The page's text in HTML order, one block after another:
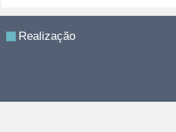
Realização